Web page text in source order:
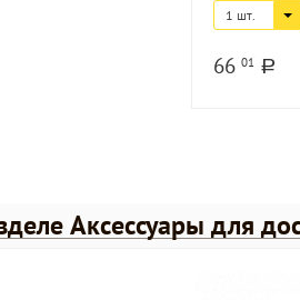
1 шт.
66 01 a
Аксессуары для